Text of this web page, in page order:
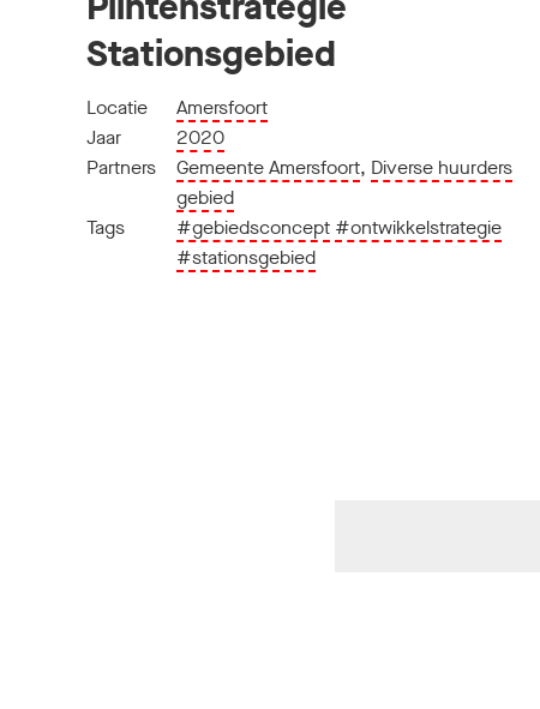
Stationsgebied
Locatie
Amersfoort
Jaar
2020
Partners
Gemeente Amersfoort, Diverse huurders
gebied
Tags
#gebiedsconcept #ontwikkelstrategie
#stationsgebied